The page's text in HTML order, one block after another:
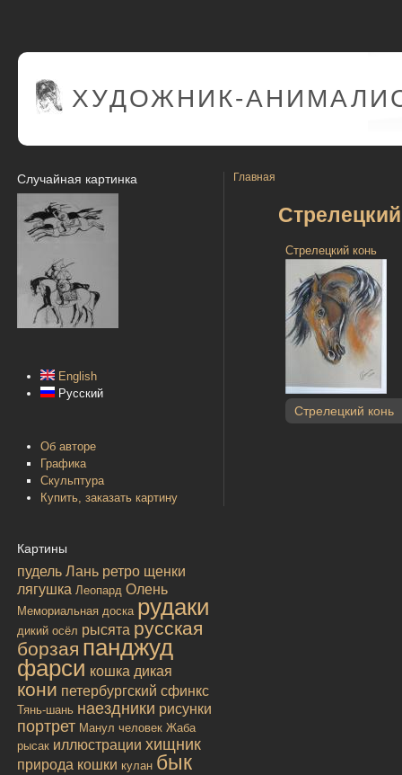
ХУДОЖНИК-
Случайная картинка
English
Русский
Об авторе
Графика
Скульптура
Купить, заказать картину
Картины
пудель Лань ретро щенки
лягушка Леопард Олень
Мемориальная доска рудаки
дикий осёл рысята русская
борзая панджуд
фарси кошка дикая
кони петербургский сфинкс
Тянь-шань наездники рисунки
портрет Манул человек Жаба
рысак иллюстрации хищник
природа кошки кулан бык
Главная
Стрелецкий конь
Стрелецкий конь